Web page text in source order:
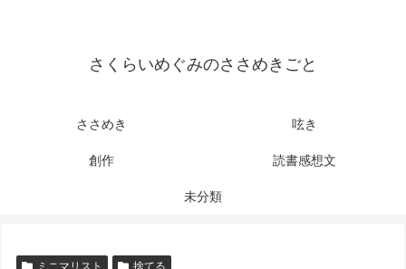
さくらいめぐみのささめきごと
ささめき 呟き
創作 読書感想文
未分類